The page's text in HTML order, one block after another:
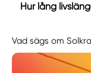
Hur lång
Vad sägs om